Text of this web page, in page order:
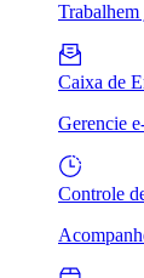
Trabalhem
Caixa de
Gerencie
Controle